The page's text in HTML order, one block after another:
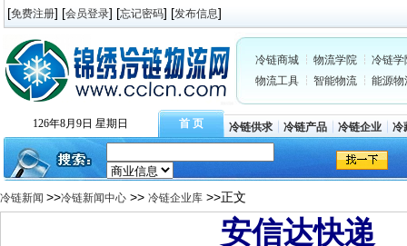
[免费注册] [会员登录] [忘记密码] [发布信息]
冷链商城 物流学院
冷链学
物流工具
智能物流 能源物
126年8月9日 星期日 首 页 冷链供求 冷链产品 冷链企业 冷
冷链新闻 >>冷链新闻中心 >> 冷链企业库 >>正文
安信达快递